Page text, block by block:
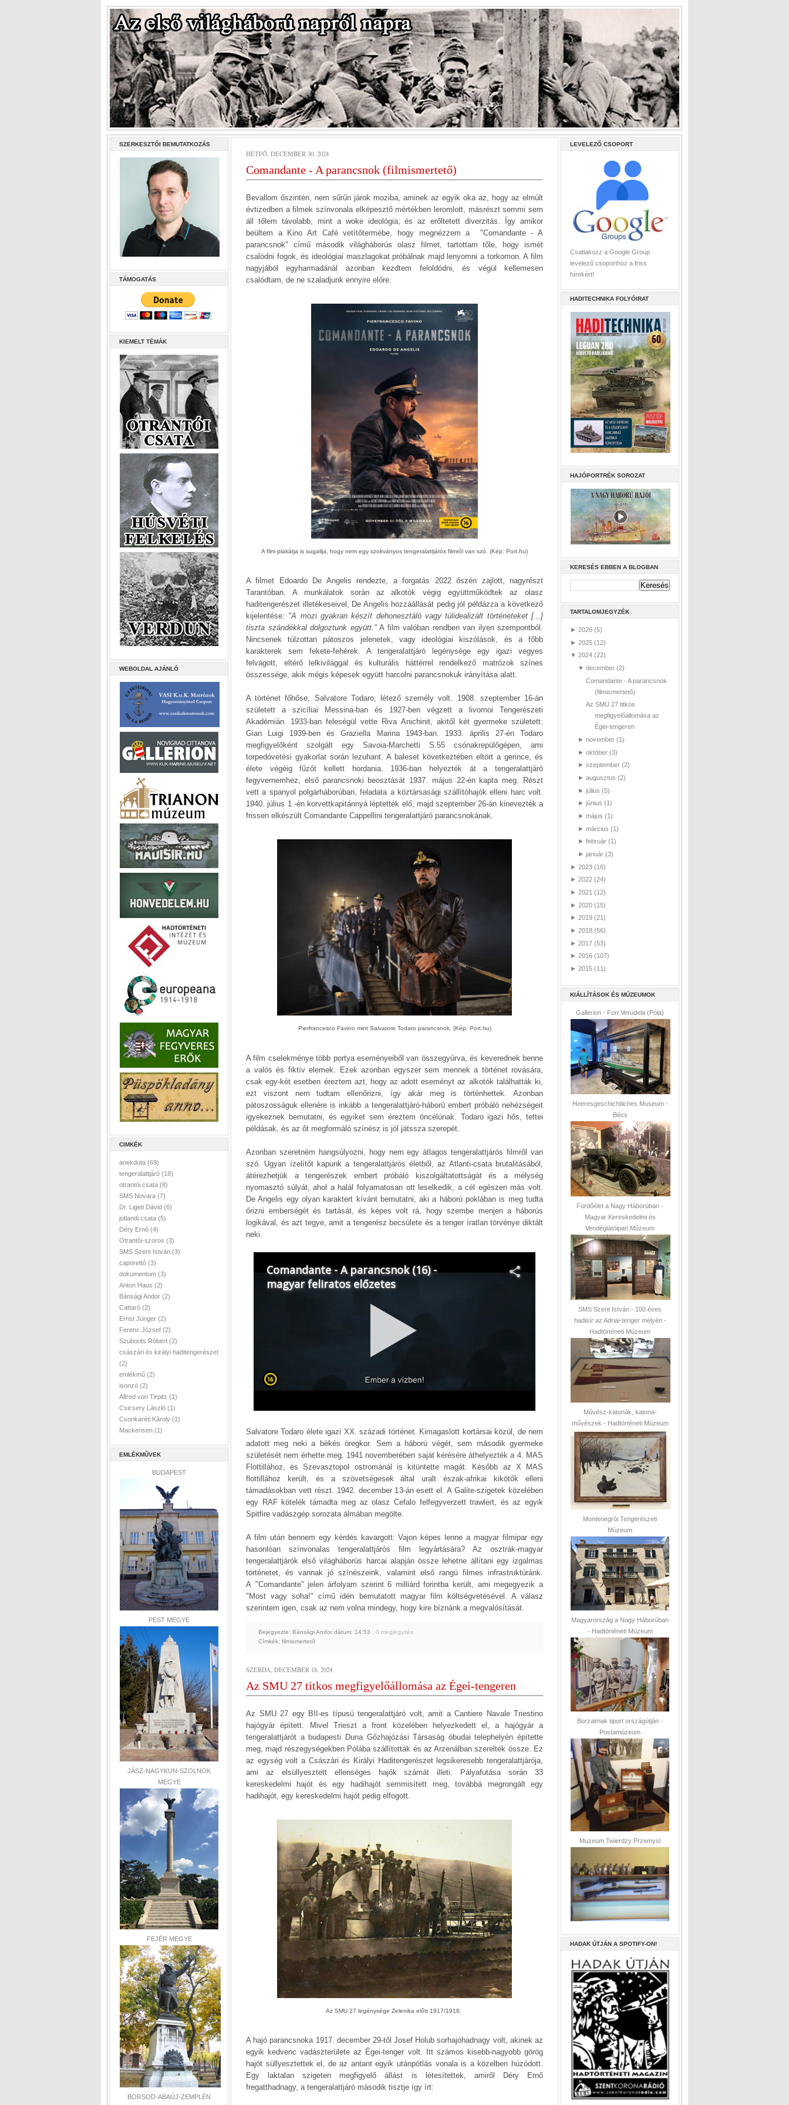
SZERKESZTŐI BEMUTATKOZÁS
TÁMOGATÁS
KIEMELT TÉMÁK
WEBOLDAL AJÁNLÓ
CIMKÉK
anekdota (69)
tengeralattjáró (18)
otrantói csata (8)
SMS Novara (7)
Dr. Ligeti Dávid (6)
jütlandi csata (5)
Déry Ernő (4)
Otrantói-szoros (3)
SMS Szent István (3)
caporettó (3)
dokumentum (3)
Anton Haus (2)
Bánsági Andor (2)
Cattaró (2)
Ernst Jünger (2)
Ferenc József (2)
Szuborits Róbert (2)
császári és királyi haditengerészet
(2)
emlékmű (2)
isonzó (2)
Alfred von Tirpitz (1)
Csicsery László (1)
Csonkaréti Károly (1)
Mackensen (1)
EMLÉKMŰVEK
BUDAPEST
PEST MEGYE
JÁSZ-NAGYKUN-SZOLNOK
MEGYE
FEJÉR MEGYE
BORSOD-ABAÚJ-ZEMPLÉN
HÉTFŐ, DECEMBER 30, 2024
Comandante - A parancsnok (filmismertető)
Bevallom őszintén, nem sűrűn járok moziba, aminek az egyik oka az, hogy az elmúlt
évtizedben a filmek színvonala elképesztő mértékben leromlott, másrészt semmi sem
áll tőlem távolabb, mint a woke ideológia, és az erőltetett diverzitás. Így amikor
beültem a Kino Art Café vetítőtermébe, hogy megnézzem a "Comandante - A
parancsnok" című második világháborús olasz filmet, tartottam tőle, hogy ismét
csalódni fogok, és ideológiai maszlagokat próbálnak majd lenyomni a torkomon. A film
nagyjából egyharmadánál azonban kezdtem feloldódni, és végül kellemesen
csalódtam, de ne szaladjunk ennyire előre.
A film plakátja is sugallja, hogy nem egy szokványos tengeralattjárós filmről van szó. (Kép: Port.hu)
A filmet Edoardo De Angelis rendezte, a forgatás 2022 őszén zajlott, nagyrészt
Tarantóban. A munkálatok során az alkotók végig együttműködtek az olasz
haditengerészet illetékeseivel, De Angelis hozzáállását pedig jól példázza a következő
kijelentése: "A mozi gyakran készít dehonesztáló vagy túlidealizált történeteket [...]
tiszta szándékkal dolgoztunk együtt."A film valóban rendben van ilyen szempontból.
Nincsenek túlzottan pátoszos jelenetek, vagy ideológiai kiszólások, és a főbb
karakterek sem fekete-fehérek. A tengeralattjáró legénysége egy igazi vegyes
felvágott, eltérő lelkivilággal és kulturális háttérrel rendelkező matrózok színes
összessége, akik mégis képesek együtt harcolni parancsnokuk irányítása alatt.
A történet főhőse, Salvatore Todaro, létező személy volt. 1908. szeptember 16-án
született a szicíliai Messina-ban és 1927-ben végzett a livornoi Tengerészeti
Akadémián. 1933-ban feleségül vette Riva Anichinit, akitől két gyermeke született:
Gian Luigi 1939-ben és Graziella Marina 1943-ban. 1933. április 27-én Todaro
megfigyelőként szolgált egy Savoia-Marchetti S.55 csónakrepülőgépen, ami
torpedóvetési gyakorlat során lezuhant. A baleset következtében eltört a gerince, és
élete végéig fűzőt kellett hordania. 1936-ban helyezték át a tengeralattjáró
fegyvernemhez, első parancsnoki beosztását 1937. május 22-én kapta meg. Részt
vett a spanyol polgárháborúban, feladata a köztársasági szállítóhajók elleni harc volt.
1940. július 1.-én korvettkapitánnyá léptették elő, majd szeptember 26-án kinevezték a
frissen elkészült Comandante Cappellini tengeralattjáró parancsnokának.
Pierfrancesco Favino mint Salvatore Todaro parancsnok. (Kép: Port.hu)
A film cselekménye több portya eseményeiből van összegyúrva, és keverednek benne
a valós és fiktív elemek. Ezek azonban egyszer sem mennek a történet rovására,
csak egy-két esetben éreztem azt, hogy az adott eseményt az alkotók találhatták ki,
ezt viszont nem tudtam ellenőrizni, így akár meg is történhettek. Azonban
pátoszosságuk ellenére is inkább a tengeralattjáró-háború embert próbáló nehézségeit
igyekeznek bemutatni, és egyiket sem éreztem öncélúnak. Todaro igazi hős, tettei
példásak, és az őt megformáló színész is jól játssza szerepét.
Azonban szeretném hangsúlyozni, hogy nem egy átlagos tengeralattjárós filmről van
szó. Ugyan ízelítőt kapunk a tengeralattjárós életből, az Atlanti-csata brutalitásából,
átérezhetjük a tengerészek embert próbáló kiszolgáltatottságát és a mélység
nyomasztó súlyát, ahol a halál folyamatosan ott leselkedik, a cél egészen más volt.
De Angelis egy olyan karaktert kívánt bemutatni, aki a háború poklában is meg tudta
őrizni emberségét és tartását, és képes volt rá, hogy szembe menjen a háborús
logikával, és azt tegye, amit a tengerész becsülete és a tenger íratlan törvénye diktált
neki.
Salvatore Todaro élete igazi XX. századi történet. Kimagaslott kortársai közül, de nem
adatott meg neki a békés öregkor. Sem a háború végét, sem második gyermeke
születését nem érhette meg. 1941 novemberében saját kérésére áthelyezték a 4. MAS
Flottillához, és Szevasztopol ostrománál is kitüntette magát. Később az X MAS
flottillához került, és a szövetségesek által uralt észak-afrikai kikötők elleni
támadásokban vett részt. 1942. december 13-án esett el. A Galite-szigetek közelében
egy RAF kötelék támadta meg az olasz Cefalo felfegyverzett trawlert, és az egyik
Spitfire vadászgép sorozata álmában megölte.
A film után bennem egy kérdés kavargott: Vajon képes lenne a magyar filmipar egy
hasonlóan színvonalas tengeralattjárós film legyártására? Az osztrák-magyar
tengeralattjárók első világháborús harcai alapján össze lehetne állítani egy izgalmas
történetet, és vannak jó színészeink, valamint első rangú filmes infrastruktúránk.
A "Comandante" jelen árfolyam szerint 6 milliárd forintba került, ami megegyezik a
"Most vagy soha!" című idén bemutatott magyar film költségvetésével. A válasz
szerintem igen, csak az nem volna mindegy, hogy kire bíznánk a megvalósítását.
Bejegyezte: Bánsági Andor dátum: 14:53
, 0 megjegyzés
Címkék: filmismertető
SZERDA, DECEMBER 18, 2024
Az SMU 27 titkos megfigyelőállomása az Égei-tengeren
Az SMU 27 egy BII-es típusú tengeralattjáró volt, amit a Cantiere Navale Triestino
hajógyár épített. Mivel Trieszt a front közelében helyezkedett el, a hajógyár a
tengeralattjárót a budapesti Duna Gőzhajózási Társaság óbudai telephelyén építette
meg, majd részegységekben Pólába szállították és az Arzenálban szerelték össze. Ez
az egység volt a Császári és Királyi Haditengerészet legsikeresebb tengeralattjárója,
ami az elsüllyesztett ellenséges hajók számát illeti. Pályafutása során 33
kereskedelmi hajót és egy hadihajót semmisített meg, továbbá megrongált egy
hadihajót, egy kereskedelmi hajót pedig elfogott.
Az SMU 27 legénysége Zelenika előtt 1917/1918.
A hajó parancsnoka 1917. december 29-től Josef Holub sorhajóhadnagy volt, akinek az
egyik kedvenc vadászterülete az Égei-tenger volt. Itt számos kisebb-nagyobb görög
hajót süllyesztettek el, de az antant egyik utánpótlás vonala is a közelben húzódott.
Egy laktalan szigeten megfigyelő állást is létesítettek, amiről Déry Ernő
fregatthadnagy, a tengeralattjáró második tisztje így írt:
LEVELEZŐ CSOPORT
Csatlakozz a Google Group
levelező csoporthoz a friss
hírekért!
HADITECHNIKA FOLYÓIRAT
HAJÓPORTRÉK SOROZAT
KERESÉS EBBEN A BLOGBAN
TARTALOMJEGYZÉK
► 2026 (5)
► 2025 (12)
▼ 2024 (22)
▼ december (2)
Comandante - A parancsnok
(filmismertető)
Az SMU 27 titkos
megfigyelőállomása az
Égei-tengeren
► november (1)
► október (3)
► szeptember (2)
► augusztus (2)
► július (5)
► június (1)
► május (1)
► március (1)
► február (1)
► január (3)
► 2023 (16)
► 2022 (24)
► 2021 (12)
► 2020 (15)
► 2019 (21)
► 2018 (56)
► 2017 (53)
► 2016 (107)
► 2015 (11)
KIÁLLÍTÁSOK ÉS MÚZEUMOK
Gallerion - Fort Verudela (Póla)
Heeresgeschichtliches Museum -
Bécs
Fürdőélet a Nagy Háborúban -
Magyar Kereskedelmi és
Vendéglátóipari Múzeum
SMS Szent István - 100 éves
hadisír az Adriai-tenger mélyén -
Hadtörténeti Múzeum
Művész-katonák, katona-
művészek - Hadtörténeti Múzeum
Montenegrói Tengerészeti
Múzeum
Magyarország a Nagy Háborúban
- Hadtörténeti Múzeum
Borzalmak tiport országútján -
Postamúzeum
Muzeum Twierdzy Przemysl
HADAK ÚTJÁN A SPOTIFY-ON!